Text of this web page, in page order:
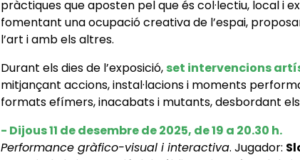
pràctiques que aposten pel que és col·lectiu, local i
fomentant una ocupació creativa de l’espai,
l’art i amb els altres.
Durant els dies de l’exposició, set intervencions
mitjançant accions, instal·lacions i moments
formats efímers, inacabats i mutants, desbordant
- Dijous 11 de desembre de 2025, de 19 a 20.30 h.
Performance gràfico-visual i interactiva. Jugador: